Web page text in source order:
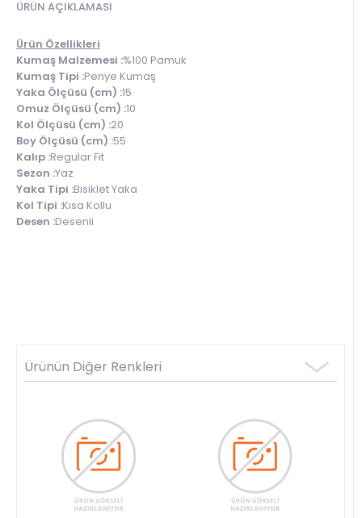
ÜRÜN AÇIKLAMASI
Ürün Özellikleri
Kumaş Malzemesi :%100 Pamuk
Kumaş Tipi :Penye Kumaş
Yaka Ölçüsü (cm) :15
Omuz Ölçüsü (cm) :10
Kol Ölçüsü (cm) :20
Boy Ölçüsü (cm) :55
Kalıp :Regular Fit
Sezon :Yaz
Yaka Tipi :Bisiklet Yaka
Kol Tipi :Kısa Kollu
Desen :Desenli
Ürünün Diğer Renkleri